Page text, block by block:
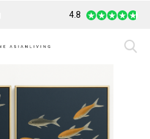
Safe Payment
4.8